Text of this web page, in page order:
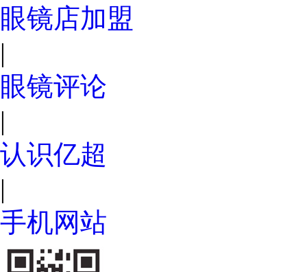
眼镜店加盟
|
眼镜评论
|
认识亿超
|
手机网站